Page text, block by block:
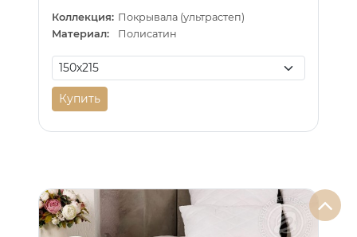
Коллекция: Покрывала (ультрастеп)
Материал:
Полисатин
Купить